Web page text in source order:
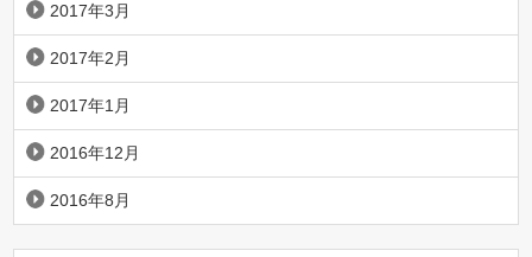
2017年3月
2017年2月
2017年1月
2016年12月
2016年8月